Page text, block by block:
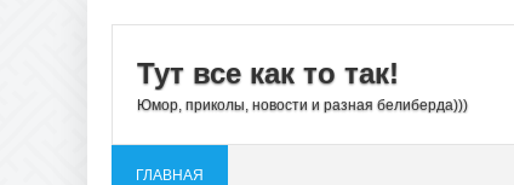
Тут все как то так!
Юмор, приколы, новости и разная белиберда)))
ГЛАВНАЯ